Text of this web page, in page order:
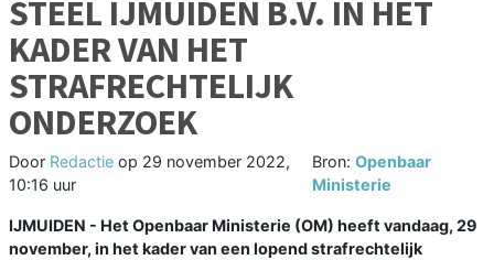
STEEL IJMUIDEN B.V. IN HET
KADER VAN HET
STRAFRECHTELIJK
ONDERZOEK
Door Redactie op 29 november 2022,
10:16 uur
Bron: Openbaar
Ministerie
IJMUIDEN - Het Openbaar Ministerie (OM) heeft vandaag, 29
november, in het kader van een lopend strafrechtelijk